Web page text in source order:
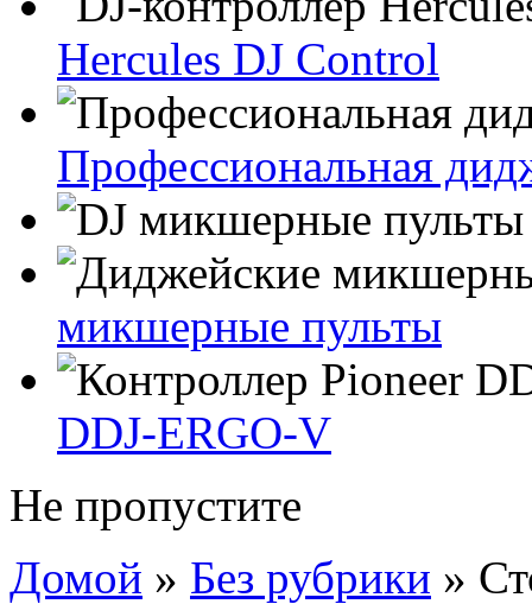
Hercules DJ Control
Профессиональная
микшерные пульты
DDJ-ERGO-V
Не пропустите
Домой » Без рубрики »